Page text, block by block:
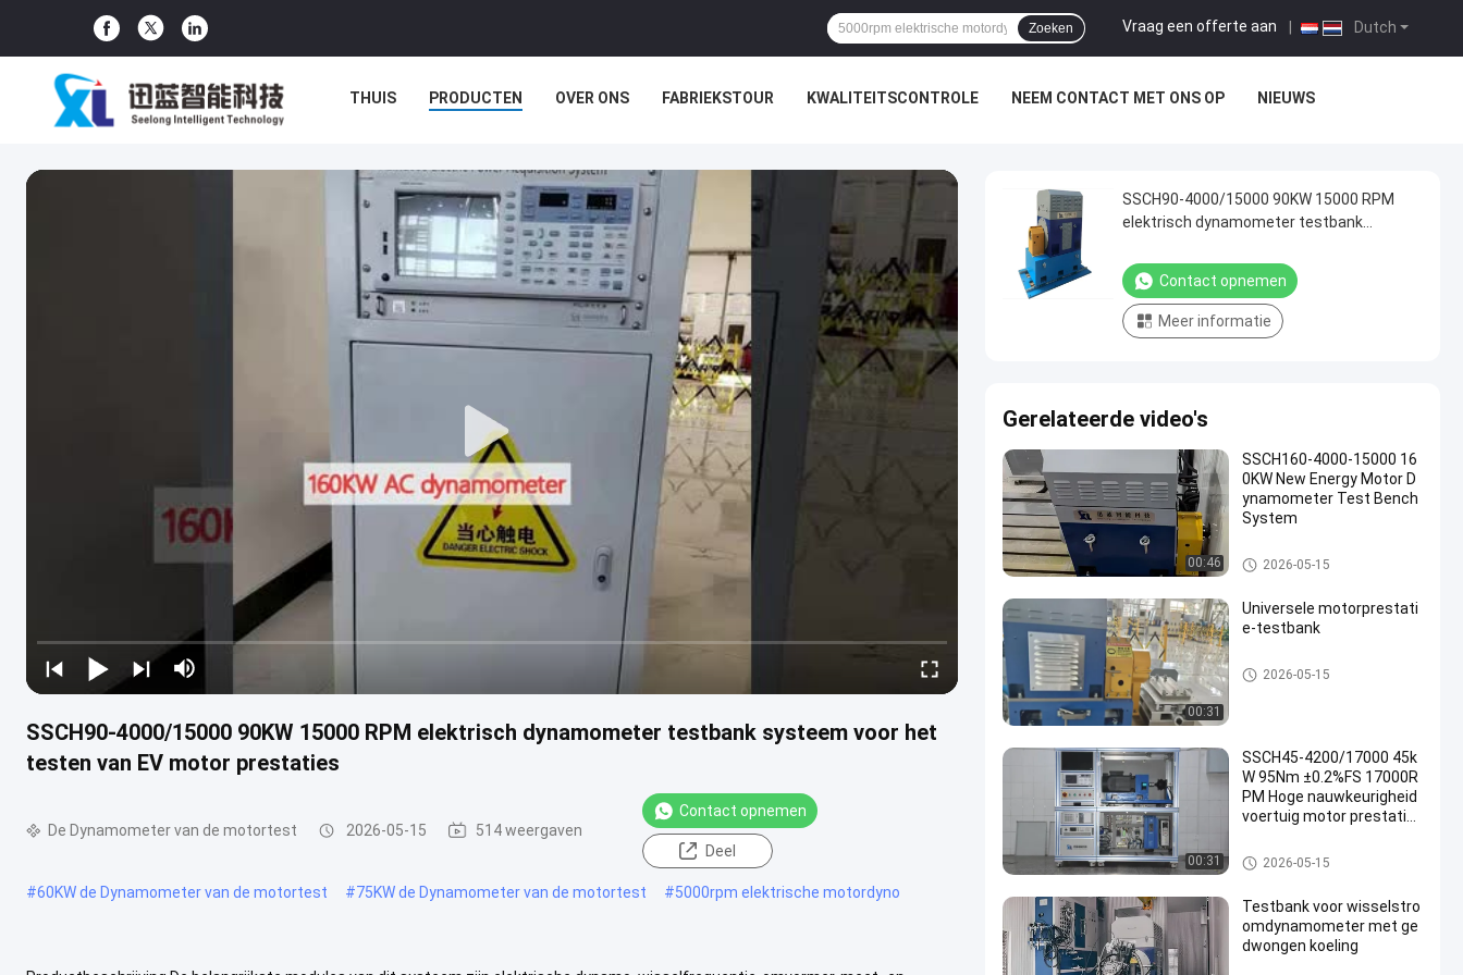
Dutch
Vraag een offerte aan
Zoeken
THUIS PRODUCTEN OVER ONS FABRIEKSTOUR KWALITEITSCONTROLE NEEM CONTACT MET ONS OP NIEUWS
SSCH90-4000/15000 90KW 15000 RPM elektrisch dynamometer testbank systeem voor het
testen van EV motor prestaties
De Dynamometer van de motortest 2026-05-15 514 weergaven
Contact opnemen
Deel
#60KW de Dynamometer van de motortest #75KW de Dynamometer van de motortest #5000rpm elektrische motordyno
SSCH90-4000/15000 90KW 15000 RPM
elektrisch dynamometer testbank
prestaties
Contact opnemen
Meer informatie
Gerelateerde video's
00:46
SSCH160-4000-15000 16
0KW New Energy Motor D
ynamometer Test Bench
System
AC Dynamometer
2026-05-15
00:31
Universele motorprestati
e-testbank
De Dynamometer van de moto
rtest
2026-05-15
00:31
SSCH45-4200/17000 45k
W 95Nm ±0.2%FS 17000R
PM Hoge nauwkeurigheid
voertuig motor prestatie
systeem
De Dynamometer van de moto
rtest
2026-05-15
Testbank voor wisselstro
omdynamometer met ge
dwongen koeling